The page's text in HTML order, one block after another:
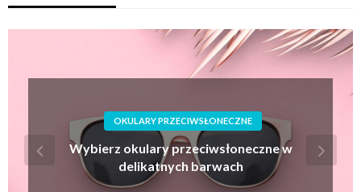
OKULARY PRZECIWSŁONECZNE
Wybierz okulary przeciwsłoneczne w
delikatnych barwach